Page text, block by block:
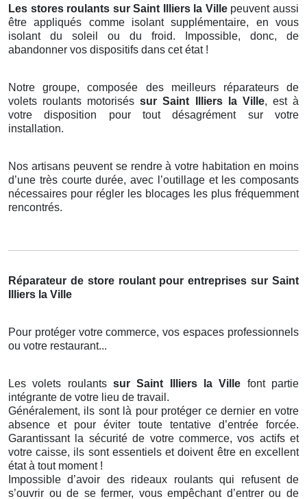
Les stores roulants sur Saint Illiers la Ville peuvent aussi
être appliqués comme isolant supplémentaire, en vous
isolant du soleil ou du froid. Impossible, donc, de
abandonner vos dispositifs dans cet état !
Notre groupe, composée des meilleurs réparateurs de
volets roulants motoriséssur Saint Illiers la Ville, est à
votre disposition pour tout désagrément sur votre
installation.
Nos artisans peuvent se rendre à votre habitation en moins
d’une très courte durée, avec l’outillage et les composants
nécessaires pour régler les blocages les plus fréquemment
rencontrés.
Réparateur de store roulant pour entreprises sur Saint
Illiers la Ville
Pour protéger votre commerce, vos espaces professionnels
ou votre restaurant...
Les volets roulants sur Saint Illiers la Ville font partie
intégrante de votre lieu de travail.
Généralement, ils sont là pour protéger ce dernier en votre
absence et pour éviter toute tentative d’entrée forcée.
Garantissant la sécurité de votre commerce, vos actifs et
votre caisse, ils sont essentiels et doivent être en excellent
état à tout moment !
Impossible d’avoir des rideaux roulants qui refusent de
s’ouvrir ou de se fermer, vous empêchant d’entrer ou de